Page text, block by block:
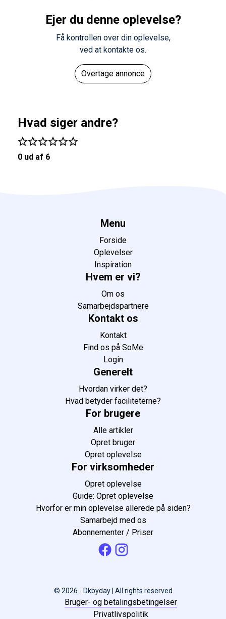
Ejer du denne oplevelse?
Få kontrollen over din oplevelse,
ved at kontakte os.
Overtage annonce
Hvad siger andre?
0 ud af 6
Menu
Forside
Oplevelser
Inspiration
Hvem er vi?
Om os
Samarbejdspartnere
Kontakt os
Kontakt
Find os på SoMe
Login
Generelt
Hvordan virker det?
Hvad betyder faciliteterne?
For brugere
Alle artikler
Opret bruger
Opret oplevelse
For virksomheder
Opret oplevelse
Guide: Opret oplevelse
Hvorfor er min oplevelse allerede på siden?
Samarbejd med os
Abonnementer / Priser
© 2026 - Dkbyday | All rights reserved
Bruger- og betalingsbetingelser
Privatlivspolitik